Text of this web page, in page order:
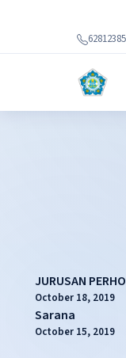
JURUSAN
October 18, 2019
Sarana
October 15, 2019